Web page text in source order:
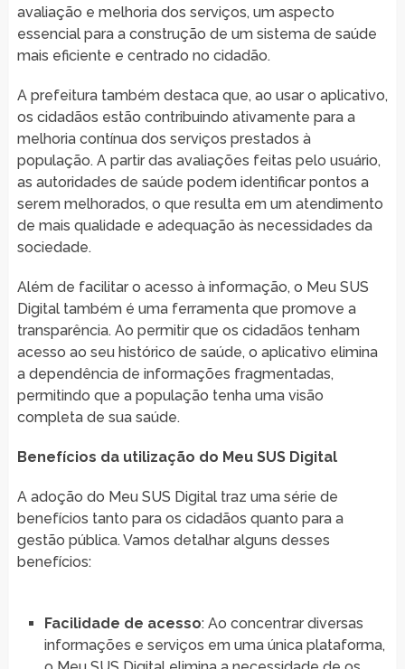
avaliação e melhoria dos serviços, um aspecto
essencial para a construção de um sistema de saúde
mais eficiente e centrado no cidadão.
A prefeitura também destaca que, ao usar o aplicativo,
os cidadãos estão contribuindo ativamente para a
melhoria contínua dos serviços prestados à
população. A partir das avaliações feitas pelo usuário,
as autoridades de saúde podem identificar pontos a
serem melhorados, o que resulta em um atendimento
de mais qualidade e adequação às necessidades da
sociedade.
Além de facilitar o acesso à informação, o Meu SUS
Digital também é uma ferramenta que promove a
transparência. Ao permitir que os cidadãos tenham
acesso ao seu histórico de saúde, o aplicativo elimina
a dependência de informações fragmentadas,
permitindo que a população tenha uma visão
completa de sua saúde.
Benefícios da utilização do Meu SUS Digital
A adoção do Meu SUS Digital traz uma série de
benefícios tanto para os cidadãos quanto para a
gestão pública. Vamos detalhar alguns desses
benefícios:
Facilidade de acesso: Ao concentrar diversas
informações e serviços em uma única plataforma,